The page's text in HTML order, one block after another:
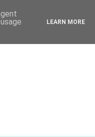
LEARN MORE